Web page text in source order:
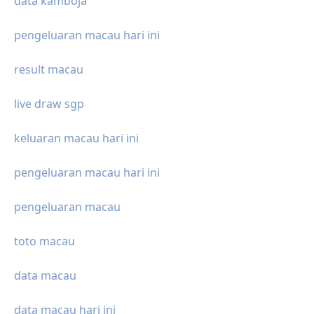
pengeluaran macau hari ini
result macau
live draw sgp
keluaran macau hari ini
pengeluaran macau hari ini
pengeluaran macau
toto macau
data macau
data macau hari ini